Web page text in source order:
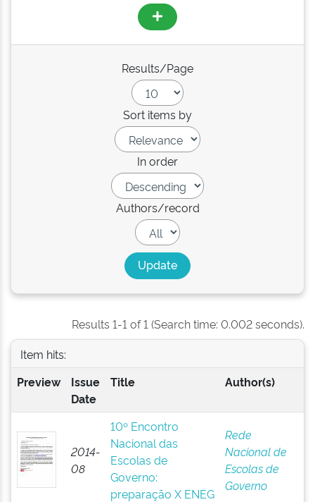
Results/Page
Sort items by
In order
Authors/record
Results 1-1 of 1 (Search time: 0.002 seconds).
Item hits:
Preview
Issue
Date
Title Author(s)
2014-
08
10º Encontro
Nacional das
Escolas de
Governo:
preparação X ENEG
Rede
Nacional de
Escolas de
Governo